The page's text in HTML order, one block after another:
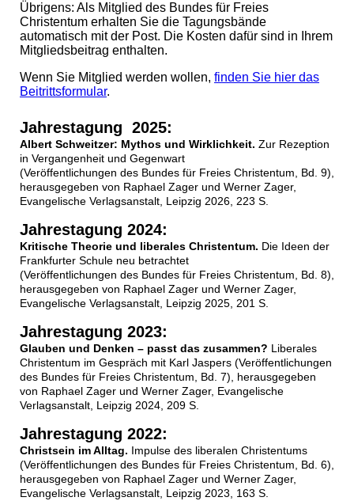
Übrigens: Als Mitglied des Bundes für Freies
Christentum erhalten Sie die Tagungsbände
automatisch mit der Post. Die Kosten dafür sind in Ihrem
Mitgliedsbeitrag enthalten.
Wenn Sie Mitglied werden wollen, finden Sie hier das
Beitrittsformular.
Jahrestagung 2025:
Albert Schweitzer: Mythos und Wirklichkeit. Zur Rezeption
in Vergangenheit und Gegenwart
(Veröffentlichungen des Bundes für Freies Christentum, Bd. 9),
herausgegeben von Raphael Zager und Werner Zager,
Evangelische Verlagsanstalt, Leipzig 2026, 223 S.
Jahrestagung 2024:
Kritische Theorie und liberales Christentum. Die Ideen der
Frankfurter Schule neu betrachtet
(Veröffentlichungen des Bundes für Freies Christentum, Bd. 8),
herausgegeben von Raphael Zager und Werner Zager,
Evangelische Verlagsanstalt, Leipzig 2025, 201 S.
Jahrestagung 2023:
Glauben und Denken – passt das zusammen? Liberales
Christentum im Gespräch mit Karl Jaspers (Veröffentlichungen
des Bundes für Freies Christentum, Bd. 7), herausgegeben
von Raphael Zager und Werner Zager, Evangelische
Verlagsanstalt, Leipzig 2024, 209 S.
Jahrestagung 2022:
Christsein im Alltag. Impulse des liberalen Christentums
(Veröffentlichungen des Bundes für Freies Christentum, Bd. 6),
herausgegeben von Raphael Zager und Werner Zager,
Evangelische Verlagsanstalt, Leipzig 2023, 163 S.